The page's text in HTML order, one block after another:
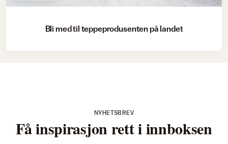
Bli med til teppeprodusenten på landet
NYHETSBREV
Få inspirasjon rett i innboksen